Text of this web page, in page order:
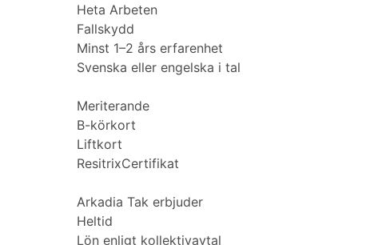
Heta Arbeten
Fallskydd
Minst 1–2 års erfarenhet
Svenska eller engelska i tal
Meriterande
B-körkort
Liftkort
ResitrixCertifikat
Arkadia Tak erbjuder
Heltid
Lön enligt kollektivavtal